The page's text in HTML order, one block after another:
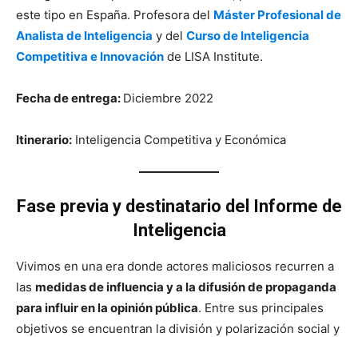
este tipo en España. Profesora del Máster Profesional de
Analista de Inteligencia y del Curso de Inteligencia
Competitiva e Innovación de LISA Institute.
Fecha de entrega: Diciembre 2022
Itinerario: Inteligencia Competitiva y Económica
Fase previa y destinatario del Informe de
Inteligencia
Vivimos en una era donde actores maliciosos recurren a
las medidas de influencia y a la difusión de propaganda
para influir en la opinión pública. Entre sus principales
objetivos se encuentran la división y polarización social y